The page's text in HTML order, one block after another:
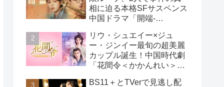
相に迫る本格SFサスペンス
中国ドラマ「開端-
リウ・シュエイー×ジュ
ー・ジンイー最旬の超美麗
カップル誕生！中国時代劇
「花間令＜かかんれい＞～
BS11＋とTVerで見逃し配